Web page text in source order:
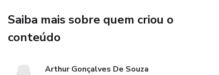
Saiba mais sobre quem criou o
conteúdo
Arthur Gonçalves De Souza